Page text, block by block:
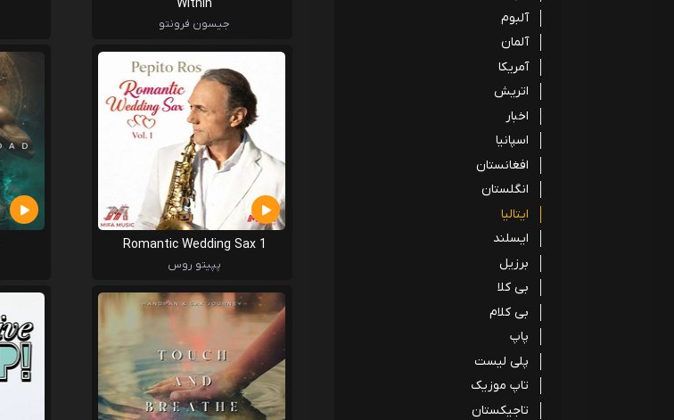
آلبوم
آلمان
آمریکا
اتریش
اخبار
اسپانیا
افغانستان
انگلستان
ایتالیا
ایسلند
برزیل
بی کلا
بی کلام
پاپ
پلی لیست
تاپ موزیک
تاجیکستان
Within
جیسون فرونتو
Romantic Wedding Sax 1
پپیتو روس